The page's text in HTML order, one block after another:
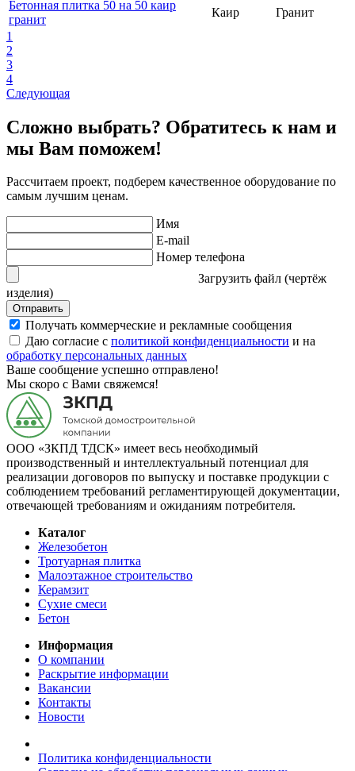
Бетонная плитка 50 на 50 каир
гранит
Каир
Гранит
1
2
3
4
Следующая
Сложно выбрать? Обратитесь к нам и
мы Вам поможем!
Рассчитаем проект, подберем качественное оборудование по
самым лучшим ценам.
Имя
E-mail
Номер телефона
Загрузить файл (чертёж
изделия)
Отправить
Получать коммерческие и рекламные сообщения
Даю согласие с политикой конфиденциальности и на
обработку персональных данных
Ваше сообщение успешно отправлено!
Мы скоро с Вами свяжемся!
ООО «ЗКПД ТДСК» имеет весь необходимый
производственный и интеллектуальный потенциал для
реализации договоров по выпуску и поставке продукции с
соблюдением требований регламентирующей документации,
отвечающей требованиям и ожиданиям потребителя.
Каталог
Железобетон
Тротуарная плитка
Малоэтажное строительство
Керамзит
Сухие смеси
Бетон
Информация
О компании
Раскрытие информации
Вакансии
Контакты
Новости
Политика конфиденциальности